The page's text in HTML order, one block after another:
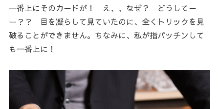
一番上にそのカードが！ え、、なぜ？ どうしてー
ー？？ 目を凝らして見ていたのに、全くトリックを見
破ることができません。ちなみに、私が指パッチンして
も一番上に！